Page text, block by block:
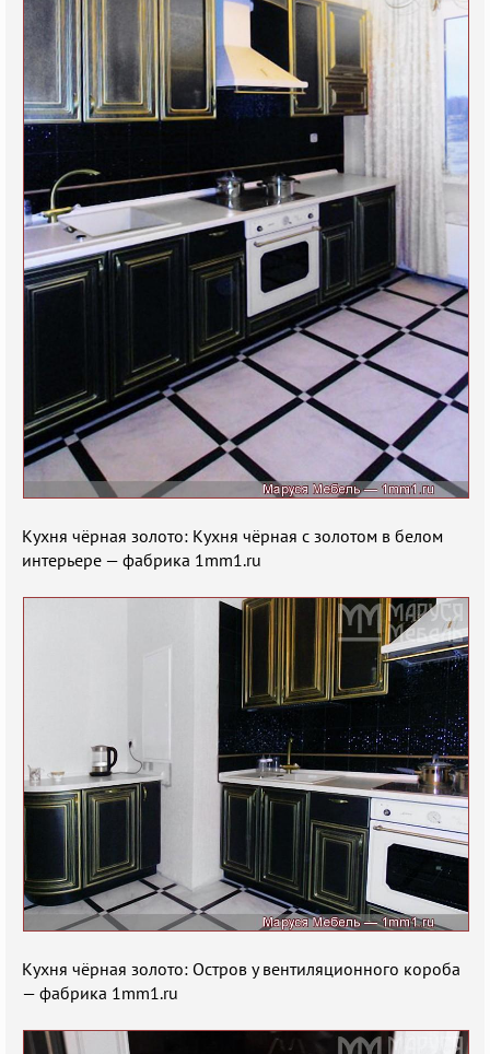
Кухня чёрная золото: Кухня чёрная с золотом в белом
интерьере — фабрика 1mm1.ru
Кухня чёрная золото: Остров у вентиляционного короба
— фабрика 1mm1.ru